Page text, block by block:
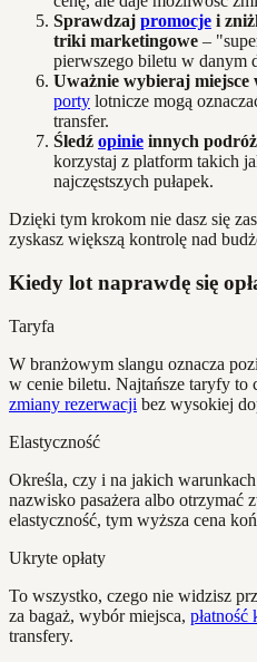
Sprawdzaj promocje i
triki marketingowe –
pierwszego biletu w danym
Uważnie wybieraj
porty lotnicze mogą
transfer.
Śledź opinie innych
korzystaj z platform takich
najczęstszych pułapek.
Dzięki tym krokom nie dasz się
zyskasz większą kontrolę nad
Kiedy lot naprawdę się
Taryfa
W branżowym slangu oznacza
w cenie biletu. Najtańsze taryfy to
zmiany rezerwacji bez wysokiej
Elastyczność
Określa, czy i na jakich
nazwisko pasażera albo otrzymać
elastyczność, tym wyższa cena
Ukryte opłaty
To wszystko, czego nie widzisz
za bagaż, wybór miejsca, płatność
transfery.